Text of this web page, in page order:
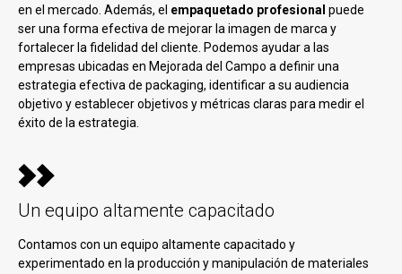
en el mercado. Además, el empaquetado profesional puede
ser una forma efectiva de mejorar la imagen de marca y
fortalecer la fidelidad del cliente. Podemos ayudar a las
empresas ubicadas en Mejorada del Campo a definir una
estrategia efectiva de packaging, identificar a su audiencia
objetivo y establecer objetivos y métricas claras para medir el
éxito de la estrategia.
Un equipo altamente capacitado
Contamos con un equipo altamente capacitado y
experimentado en la producción y manipulación de materiales